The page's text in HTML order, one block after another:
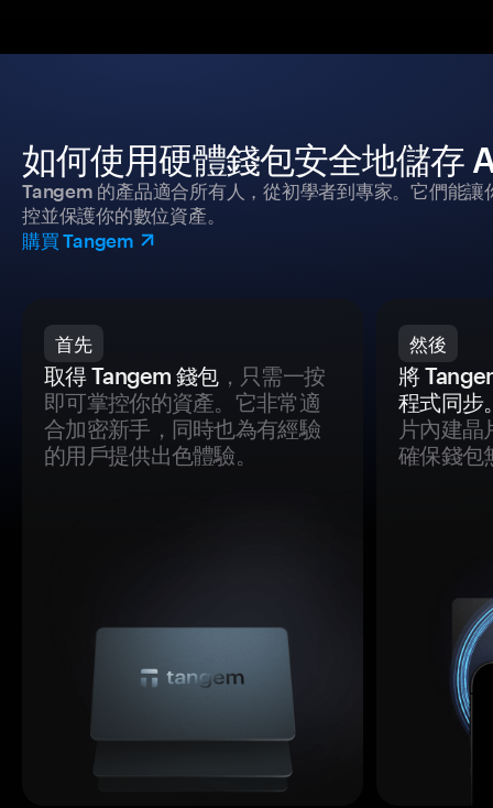
如何使用硬體錢包安全地儲存
Tangem 的產品適合所有人，從初學者到專家。它們能
控並保護你的數位資產。
購買 Tangem
首先
取得 Tangem 錢包，只需一按
即可掌控你的資產。它非常適
合加密新手，同時也為有經驗
的用戶提供出色體驗。
然後
將
程式同步
片內建晶
確保錢包